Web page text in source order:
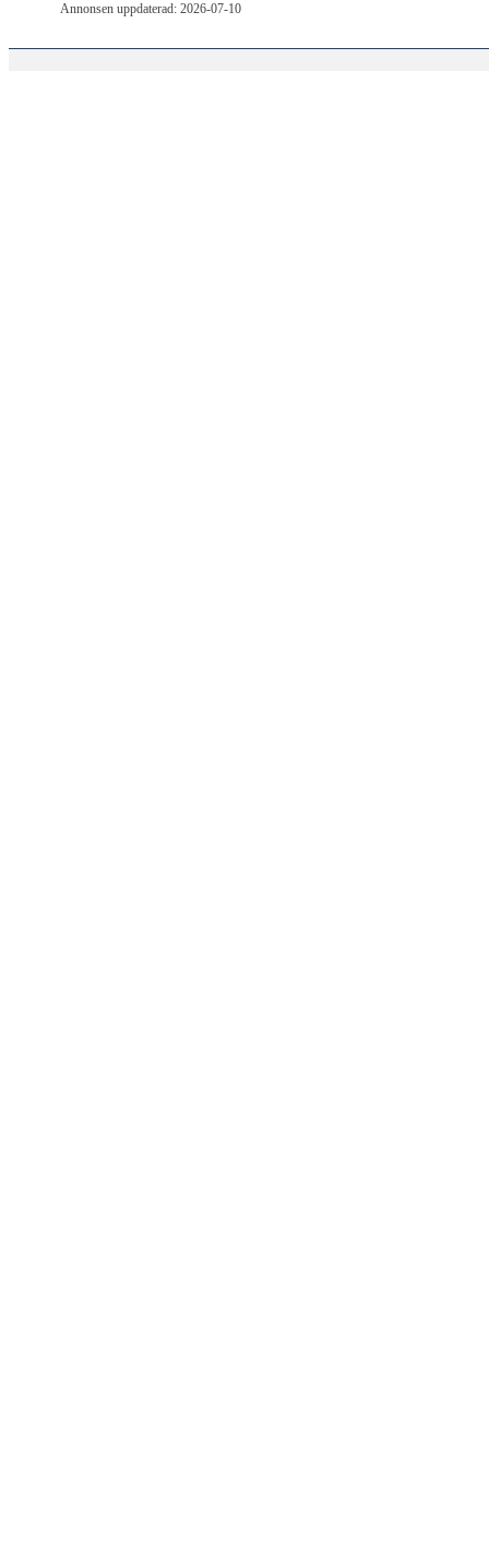
Annonsen uppdaterad: 2026-07-10